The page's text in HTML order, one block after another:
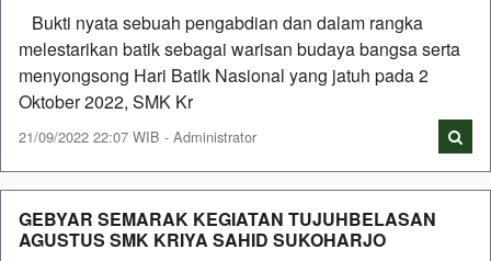
Bukti nyata sebuah pengabdian dan dalam rangka
melestarikan batik sebagai warisan budaya bangsa serta
menyongsong Hari Batik Nasional yang jatuh pada 2
Oktober 2022, SMK Kr
21/09/2022 22:07 WIB - Administrator
GEBYAR SEMARAK KEGIATAN TUJUHBELASAN
AGUSTUS SMK KRIYA SAHID SUKOHARJO